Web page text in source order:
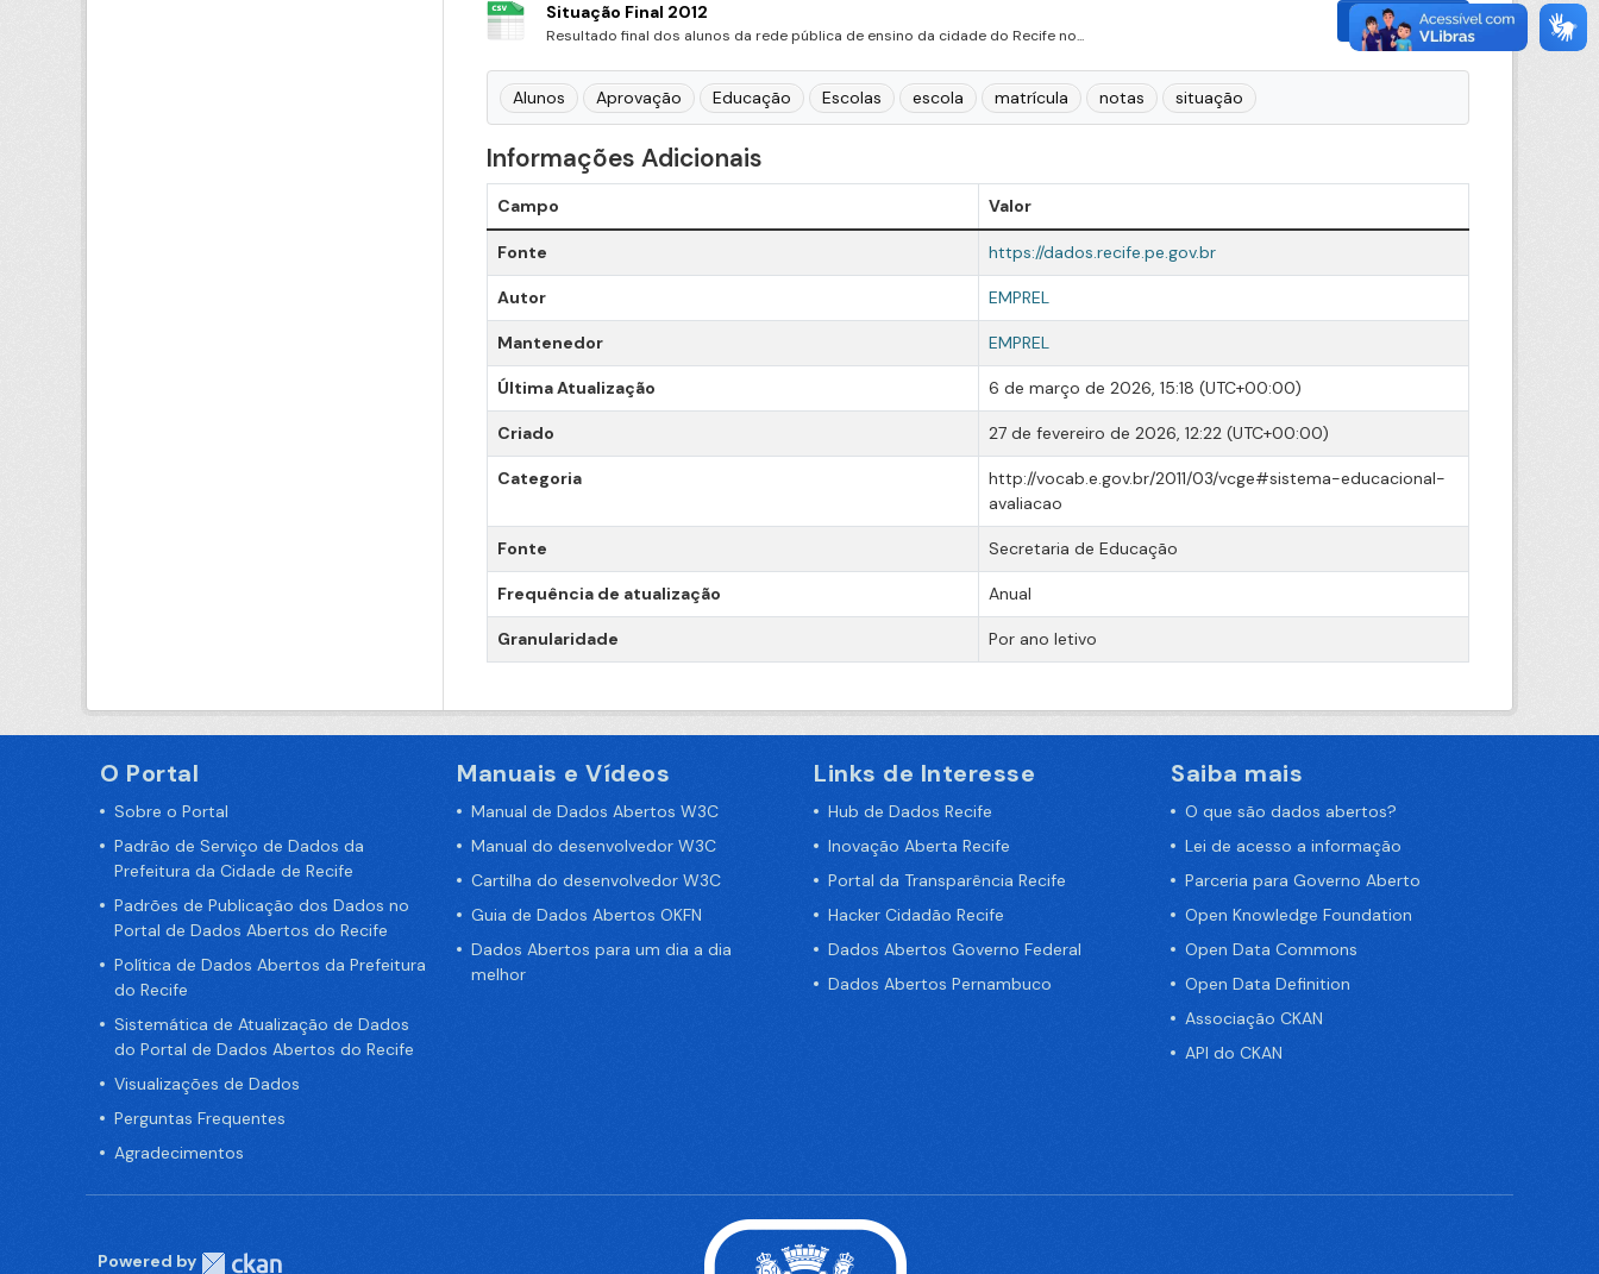
Situação Final 2012
Resultado final dos alunos da rede pública de ensino da cidade do Recife no...
Explorar
Alunos Aprovação Educação Escolas escola matrícula notas situação
Informações Adicionais
Campo Valor
Fonte https://dados.recife.pe.gov.br
Autor EMPREL
Mantenedor EMPREL
Última Atualização 6 de março de 2026, 15:18 (UTC+00:00)
Criado 27 de fevereiro de 2026, 12:22 (UTC+00:00)
Categoria
http://vocab.e.gov.br/2011/03/vcge#sistema-educacional-
avaliacao
Fonte Secretaria de Educação
Frequência de atualização Anual
Granularidade Por ano letivo
O Portal
Sobre o Portal
Padrão de Serviço de Dados da
Prefeitura da Cidade de Recife
Padrões de Publicação dos Dados no
Portal de Dados Abertos do Recife
Política de Dados Abertos da Prefeitura
do Recife
Sistemática de Atualização de Dados
do Portal de Dados Abertos do Recife
Visualizações de Dados
Perguntas Frequentes
Agradecimentos
Manuais e Vídeos
Manual de Dados Abertos W3C
Manual do desenvolvedor W3C
Cartilha do desenvolvedor W3C
Guia de Dados Abertos OKFN
Dados Abertos para um dia a dia
melhor
Links de Interesse
Hub de Dados Recife
Inovação Aberta Recife
Portal da Transparência Recife
Hacker Cidadão Recife
Dados Abertos Governo Federal
Dados Abertos Pernambuco
Saiba mais
O que são dados abertos?
Lei de acesso a informação
Parceria para Governo Aberto
Open Knowledge Foundation
Open Data Commons
Open Data Definition
Associação CKAN
API do CKAN
Powered by